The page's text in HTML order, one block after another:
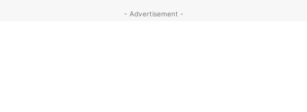
- Advertisement -